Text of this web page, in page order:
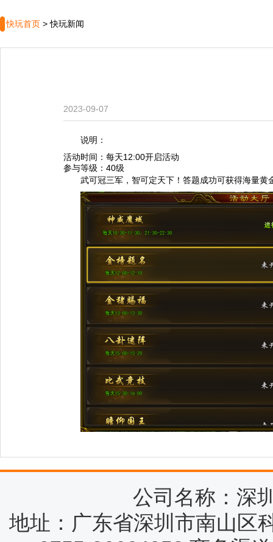
快玩首页 >快玩新闻
2023-09-07
说明：
活动时间：每天12:00开启活动
参与等级：40级
武可冠三军，智可定天下！答题成功可获得海量
公司名称：深
地址：广东省深圳市南山区